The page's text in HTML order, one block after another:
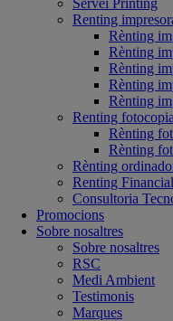
Servei Printing
Renting
Rènting
Rènting
Rènting
Rènting
Rènting
Renting
Rènting
Rènting
Rènting
Renting
Consultoria
Promocions
Sobre nosaltres
Sobre nosaltres
RSC
Medi Ambient
Testimonis
Marques